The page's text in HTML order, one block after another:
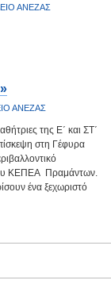
ΑΝΕΖΑΣ
ΑΝΕΖΑΣ
της Ε΄ και ΣΤ΄
στη Γέφυρα
ΚΕΠΕΑ Πραμάντων.
ένα ξεχωριστό